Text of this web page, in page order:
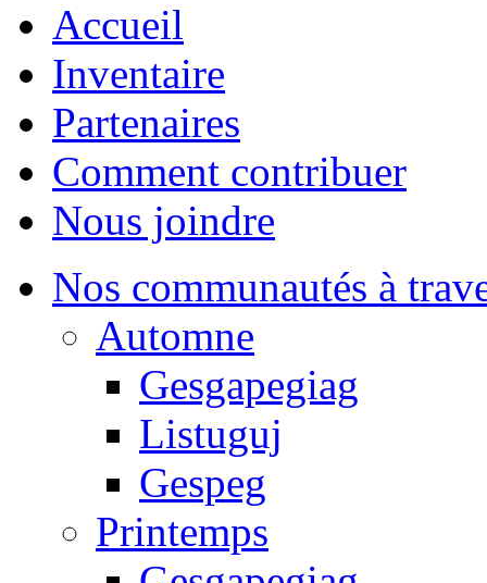
Accueil
Inventaire
Partenaires
Comment contribuer
Nous joindre
Nos communautés à
Automne
Gesgapegiag
Listuguj
Gespeg
Printemps